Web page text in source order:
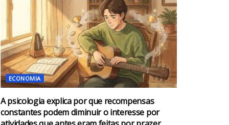
ECONOMIA
A psicologia explica por que recompensas
constantes podem diminuir o interesse por